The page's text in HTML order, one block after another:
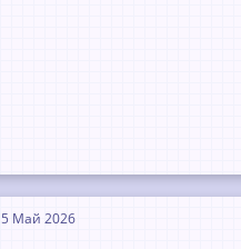
5 Май 2026